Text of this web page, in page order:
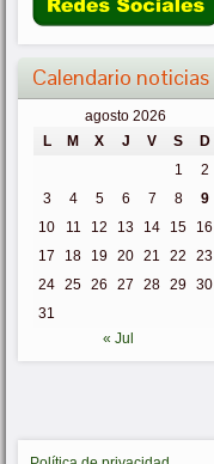
Calendario noticias
agosto 2026
L
M X J V S
D
1
2
3
4 5 6 7 8
9
10
11 12 13 14 15
16
17
18 19 20 21 22
23
24 25 26 27 28 29 30
31
« Jul